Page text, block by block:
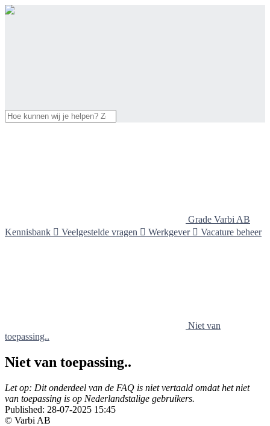
Grade Varbi AB
Kennisbank  Veelgestelde vragen  Werkgever  Vacature beheer
Niet van
toepassing..
Niet van toepassing..
Let op: Dit onderdeel van de FAQ is niet vertaald omdat het niet
van toepassing is op Nederlandstalige gebruikers.
Published: 28-07-2025 15:45
© Varbi AB